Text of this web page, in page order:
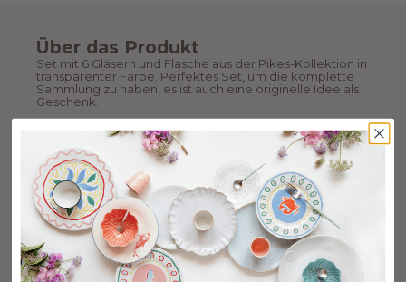
Über das Produkt
Set mit 6 Gläsern und Flasche aus der Pikes-Kollektion in
transparenter Farbe. Perfektes Set, um die komplette
Sammlung zu haben, es ist auch eine originelle Idee als
Geschenk.
DETAIILS UND MABE
6 Gläser
1 Wasserkrug. Höhe 28 cm und Fassungsvermögen 1,15 l.
HERKUNFT UND PFLEGE
Unsere Verpackung
Unsere Verpackung ist sorgfältig gestaltet, um Ihre Artikel
optimal zu schützen. Bitte beachten Sie, dass die Pakete in
der Regel schwer und sperrig sind. Wir hoffen, sie gefallen